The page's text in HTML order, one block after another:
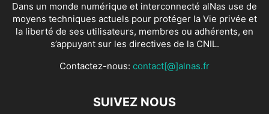
Dans un monde numérique et interconnecté alNas use de
moyens techniques actuels pour protéger la Vie privée et
la liberté de ses utilisateurs, membres ou adhérents, en
s’appuyant sur les directives de la CNIL.
Contactez-nous: contact[@]alnas.fr
SUIVEZ NOUS